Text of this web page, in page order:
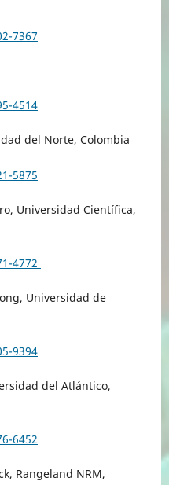
7367
4514
del Norte, Colombia
5875
Universidad Científica,
4772
Universidad de
9394
del Atlántico,
6452
Rangeland NRM,